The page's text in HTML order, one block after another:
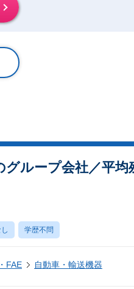
グループ会社／平均
学歴不問
FAE 自動車・輸送機器